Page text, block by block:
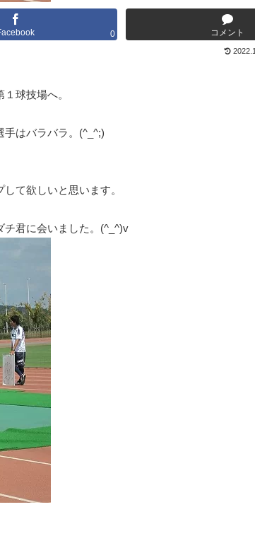
0 コメント
球技場へ。
手はバラバラ。(^_^;)
て欲しいと思います。
チ君に会いました。(^_^)v